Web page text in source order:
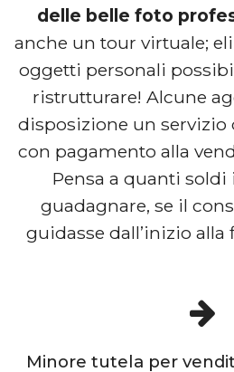
delle belle foto
anche un tour virtuale;
oggetti personali
ristrutturare! Alcune
disposizione un
con pagamento alla
Pensa a quanti
guadagnare, se il
guidasse dall’inizio alla
Minore tutela per